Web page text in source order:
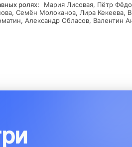
ролях:
Мария Лисовая, Пётр
Семён Молоканов, Лира Кекеева,
Александр Обласов, Валентин